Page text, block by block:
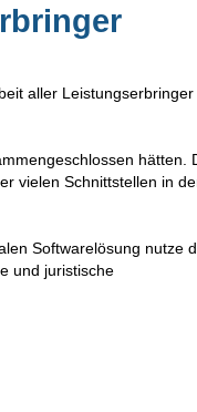
aller Leistungserbringer
hätten.
vielen Schnittstellen in
Softwarelösung nutze
und juristische